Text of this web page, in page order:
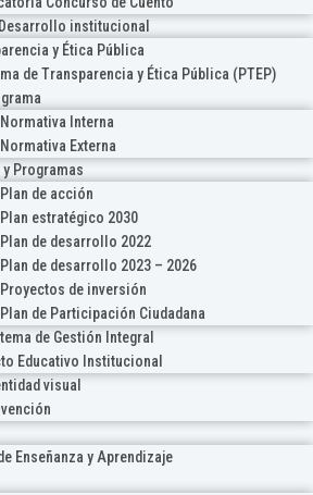
institucional
y Ética Pública
de Transparencia y Ética Pública (PTEP)
Normativa Interna
Normativa Externa
y Programas
Plan de acción
Plan estratégico 2030
Plan de desarrollo 2022
Plan de desarrollo 2023 – 2026
Proyectos de inversión
Plan de Participación Ciudadana
de Gestión Integral
Educativo Institucional
visual
Enseñanza y Aprendizaje